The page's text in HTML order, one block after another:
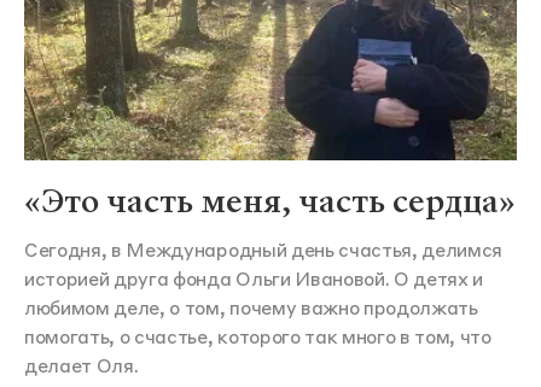
«Это часть меня, часть сердца»
Сегодня, в Международный день счастья, делимся
историей друга фонда Ольги Ивановой. О детях и
любимом деле, о том, почему важно продолжать
помогать, о счастье, которого так много в том, что
делает Оля.